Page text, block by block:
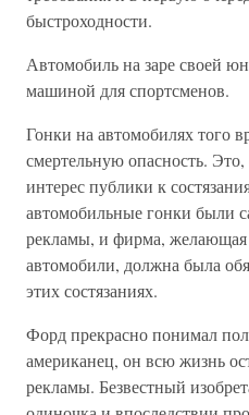
быстроходности.
Автомобиль на заре своей
машиной для спортсменов.
Гонки на автомобилях того
смертельную опасность.
интерес публики к
автомобильные гонки были
рекламы, и фирма, желающая
автомобили, должна была
этих состязаниях.
Форд прекрасно понимал
американец, он всю жизнь
рекламы. Безвестный